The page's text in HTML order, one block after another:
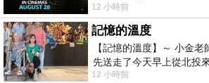
Starring Monica Barbaro
12 小時前
記憶的溫度
【記憶的溫度】～ 小金老
先送走了今天早上從北投
以為展場已經差不多要安
12 小時前